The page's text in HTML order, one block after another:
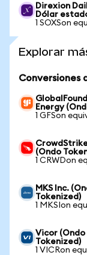
Direxion
Dólar
1 SOXSon
Explorar
Conversiones
Energy
1 GFSon
(Ondo
1 CRWDon
MKS Inc.
Tokenized)
1 MKSIon
Vicor (Ondo
Tokenized)
1 VICRon